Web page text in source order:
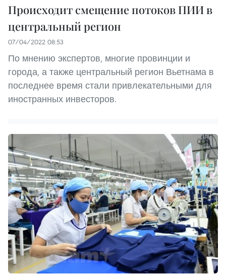
Происходит смещение потоков ПИИ в
центральный регион
07/04/2022 08:53
По мнению экспертов, многие провинции и
города, а также центральный регион Вьетнама в
последнее время стали привлекательными для
иностранных инвесторов.